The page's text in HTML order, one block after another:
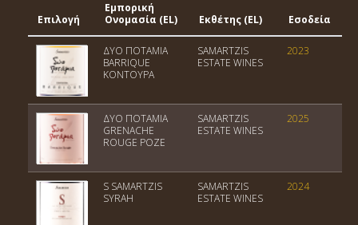
Επιλογή
Εμπορική
Ονομασία (EL)
Εκθέτης (EL) Εσοδεία
ΔΥΟ ΠΟΤΑΜΙΑ
BARRIQUE
ΚΟΝΤΟΥΡΑ
SAMARTZIS
ESTATE WINES
2023
ΔΥΟ ΠΟΤΑΜΙΑ
GRENACHE
ROUGE ΡΟΖΕ
SAMARTZIS
ESTATE WINES
2025
S SAMARTZIS
SYRAH
SAMARTZIS
ESTATE WINES
2024